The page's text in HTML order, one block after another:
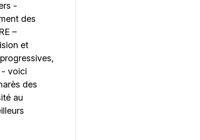
-
des
–
et
- voici
des
au